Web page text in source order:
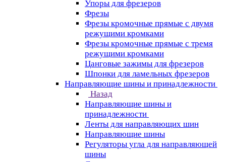
Упоры для фрезеров
Фрезы
Фрезы кромочные прямые с двумя
режущими кромками
Фрезы кромочные прямые с тремя
режущими кромками
Цанговые зажимы для фрезеров
Шпонки для ламельных фрезеров
Направляющие шины и принадлежности
Назад
Направляющие шины и
принадлежности
Ленты для направляющих шин
Направляющие шины
Регуляторы угла для направляющей
шины